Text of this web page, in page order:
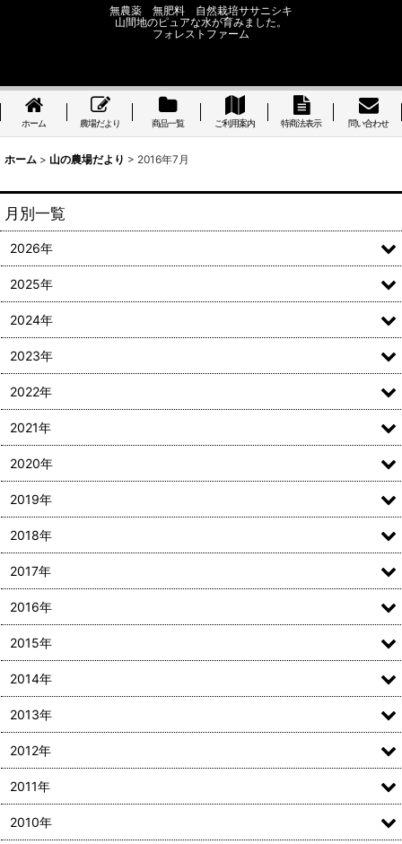
無農薬 無肥料 自然栽培ササニシキ
山間地のピュアな水が育みました。
フォレストファーム
ホーム 農場だより 商品一覧 ご利用案内 特商法表示 問い合わせ
ホーム > 山の農場だより > 2016年7月
月別一覧
2026年
2025年
2024年
2023年
2022年
2021年
2020年
2019年
2018年
2017年
2016年
2015年
2014年
2013年
2012年
2011年
2010年